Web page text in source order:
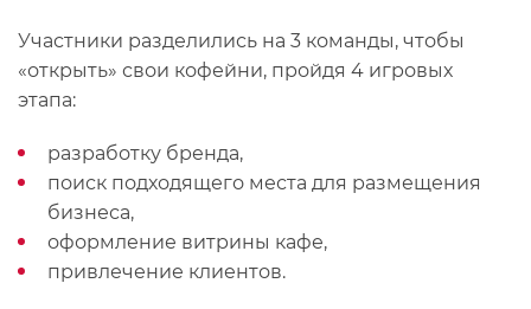
Участники разделились на 3 команды, чтобы
«открыть» свои кофейни, пройдя 4 игровых
этапа:
разработку бренда,
поиск подходящего места для размещения
бизнеса,
оформление витрины кафе,
привлечение клиентов.